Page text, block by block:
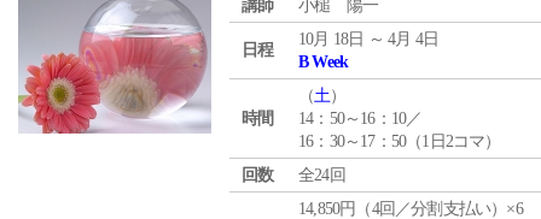
講師 小槌 陽一
日程
10月 18日 ～ 4月 4日
B Week
時間
（土）
14：50～16：10／
16：30～17：50（1日2コマ）
回数
全24回
14,850円（4回／分割支払い）×6